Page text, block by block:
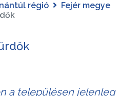
régió
Fejér megye
a településen jelenleg